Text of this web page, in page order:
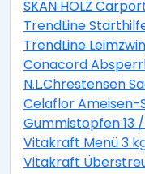
SKAN HOLZ
TrendLine
TrendLine
Conacord
N.L.Chrestensen
Celaflor Ameisen-
Gummistopfen 13
Vitakraft Menü 3
Vitakraft